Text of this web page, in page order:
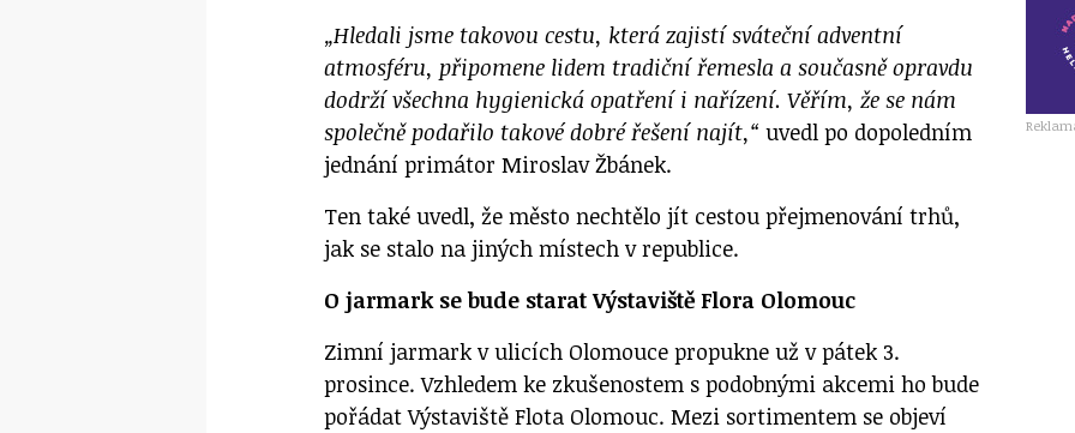
„Hledali jsme takovou cestu, která zajistí sváteční adventní
atmosféru, připomene lidem tradiční řemesla a současně opravdu
dodrží všechna hygienická opatření i nařízení. Věřím, že se nám
společně podařilo takové dobré řešení najít,“ uvedl po dopoledním
jednání primátor Miroslav Žbánek.
Ten také uvedl, že město nechtělo jít cestou přejmenování trhů,
jak se stalo na jiných místech v republice.
O jarmark se bude starat Výstaviště Flora Olomouc
Zimní jarmark v ulicích Olomouce propukne už v pátek 3.
prosince. Vzhledem ke zkušenostem s podobnými akcemi ho bude
pořádat Výstaviště Flota Olomouc. Mezi sortimentem se objeví